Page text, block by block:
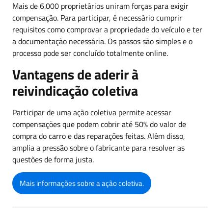
Mais de 6.000 proprietários uniram forças para exigir
compensação. Para participar, é necessário cumprir
requisitos como comprovar a propriedade do veículo e ter
a documentação necessária. Os passos são simples e o
processo pode ser concluído totalmente online.
Vantagens de aderir à
reivindicação coletiva
Participar de uma ação coletiva permite acessar
compensações que podem cobrir até 50% do valor de
compra do carro e das reparações feitas. Além disso,
amplia a pressão sobre o fabricante para resolver as
questões de forma justa.
Mais informações sobre a ação coletiva.